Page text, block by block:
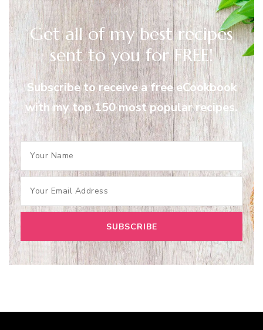
Get all of my best recipes
sent to you for FREE!
Subscribe to receive a free eCookbook
with my top 150 most popular recipes.